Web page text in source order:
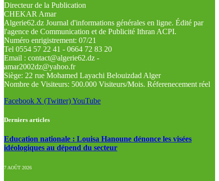
Directeur de la Publication
CHEKAR Amar
Algerie62.dz Journal d'informations générales en ligne. Édité par
l'agence de Communication et de Publicité Ithran ACPI.
Numéro enrigistrement: 07/21
Tel 0554 57 22 41 - 0664 72 83 20
Email : contact@algerie62.dz -
amar2002dz@yahoo.fr
Siège: 22 rue Mohamed Layachi Belouizdad Alger
Nombre de Visiteurs: 500.000 Visiteurs/Mois. Réferenecement réel
Facebook X (Twitter)YouTube
Derniers articles
Education nationale : Louisa Hanoune dénonce les visées
idéologiques au dépend du secteur
7 AOÛT 2026